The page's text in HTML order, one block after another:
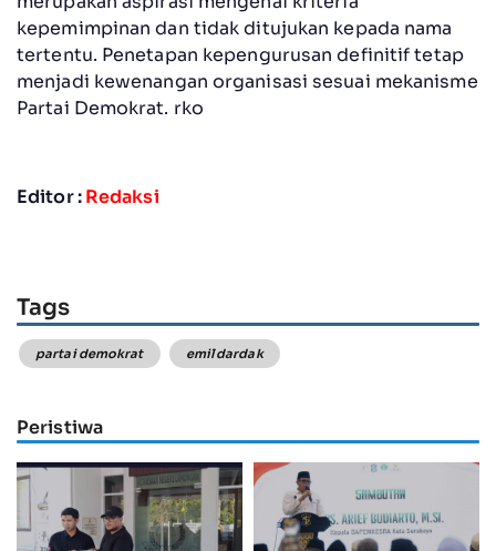
kepemimpinan dan tidak ditujukan kepada nama
tertentu. Penetapan kepengurusan definitif tetap
menjadi kewenangan organisasi sesuai mekanisme
Partai Demokrat. rko
Editor :Redaksi
Tags
partai demokrat emil dardak
Peristiwa